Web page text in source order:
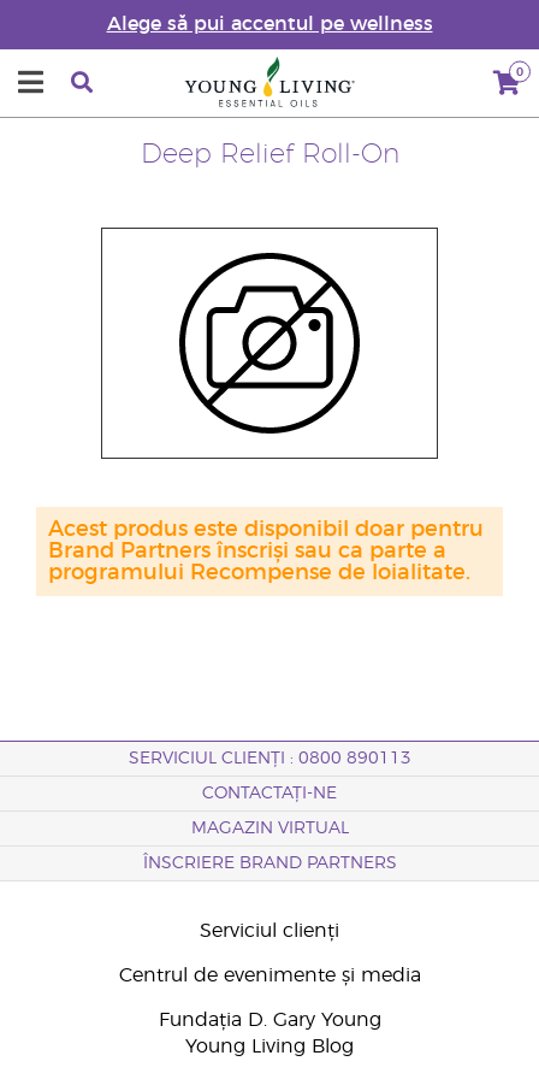
Alege să pui accentul pe wellness
0
Deep Relief Roll-On
Acest produs este disponibil doar pentru
Brand Partners înscriși sau ca parte a
programului Recompense de loialitate.
SERVICIUL CLIENȚI : 0800 890113
CONTACTAȚI-NE
MAGAZIN VIRTUAL
ÎNSCRIERE BRAND PARTNERS
Serviciul clienți
Centrul de evenimente și media
Fundația D. Gary Young
Young Living Blog